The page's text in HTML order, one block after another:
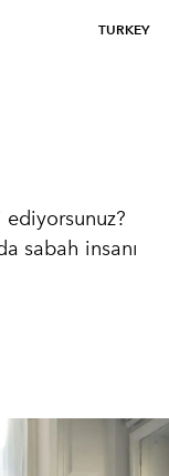
TURKEY
sabah insanı